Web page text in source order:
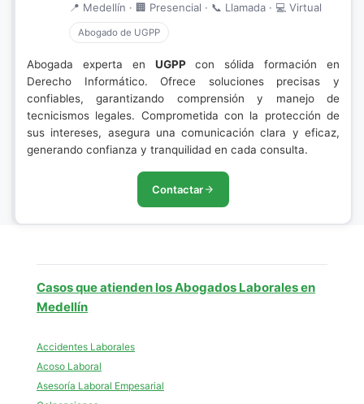
📍 Medellín · 🏢 Presencial · 📞 Llamada · 💻 Virtual
Abogado de UGPP
Abogada experta en UGPPcon sólida formación en
Derecho Informático. Ofrece soluciones precisas y
confiables, garantizando comprensión y manejo de
tecnicismos legales. Comprometida con la protección de
sus intereses, asegura una comunicación clara y eficaz,
generando confianza y tranquilidad en cada consulta.
Contactar
Casos que atienden los Abogados Laborales en
Medellín
Accidentes Laborales
Acoso Laboral
Asesoría Laboral Empesarial